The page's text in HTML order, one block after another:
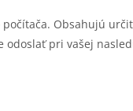
počítača. Obsahujú
odoslať pri vašej